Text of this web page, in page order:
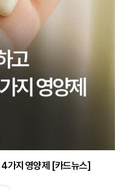
4가지 영양제 [카드뉴스]